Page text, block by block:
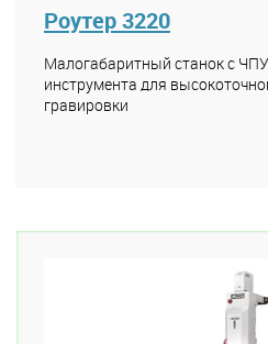
Роутер 3220
Малогабаритный станок с
инструмента для
гравировки